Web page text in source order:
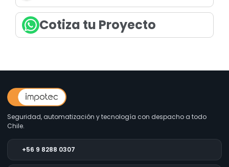
Cotiza tu Proyecto
Seguridad, automatización y tecnología con despacho a todo
Chile.
+56 9 8288 0307